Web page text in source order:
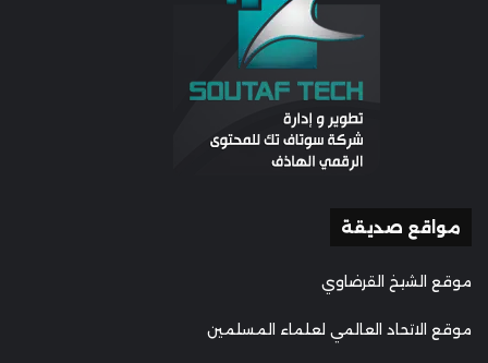
مواقع صديقة
موقع الشيخ القرضاوي
موقع الاتحاد العالمي لعلماء المسلمين